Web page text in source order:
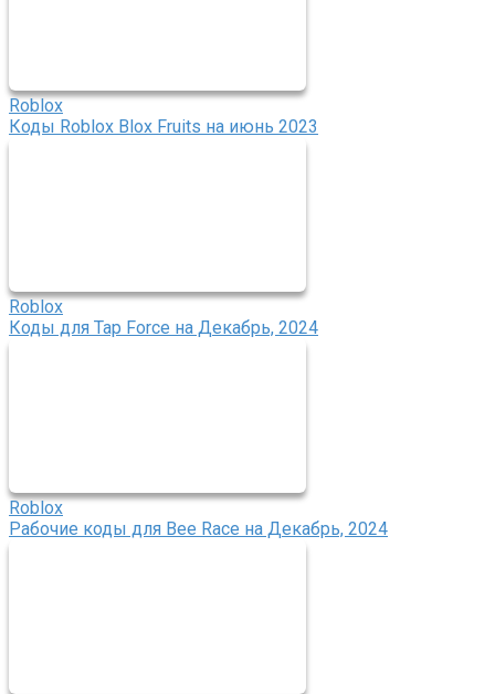
Roblox
Коды Roblox Blox Fruits на июнь 2023
Roblox
Коды для Tap Force на Декабрь, 2024
Roblox
Рабочие коды для Bee Race на Декабрь, 2024